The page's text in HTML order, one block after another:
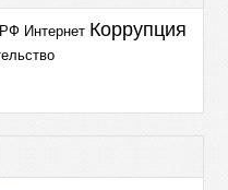
РФ Интернет Коррупция